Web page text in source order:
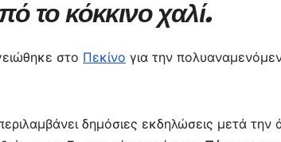
τε
ίτ
το κόκκινο χαλί.
στο Πεκίνο για την
δημόσιες εκδηλώσεις μετά την